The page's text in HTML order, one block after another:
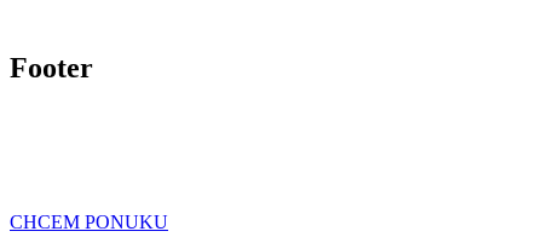
Footer
CHCEM PONUKU